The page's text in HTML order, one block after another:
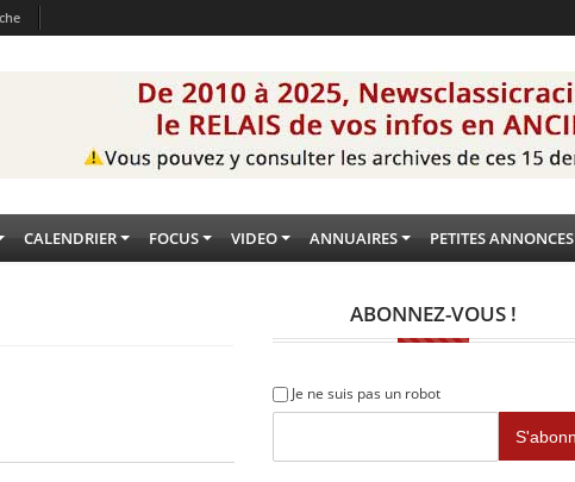
CALENDRIER FOCUS VIDEO ANNUAIRES PETITES ANNONCES
ABONNEZ-VOUS !
Je ne suis pas un robot